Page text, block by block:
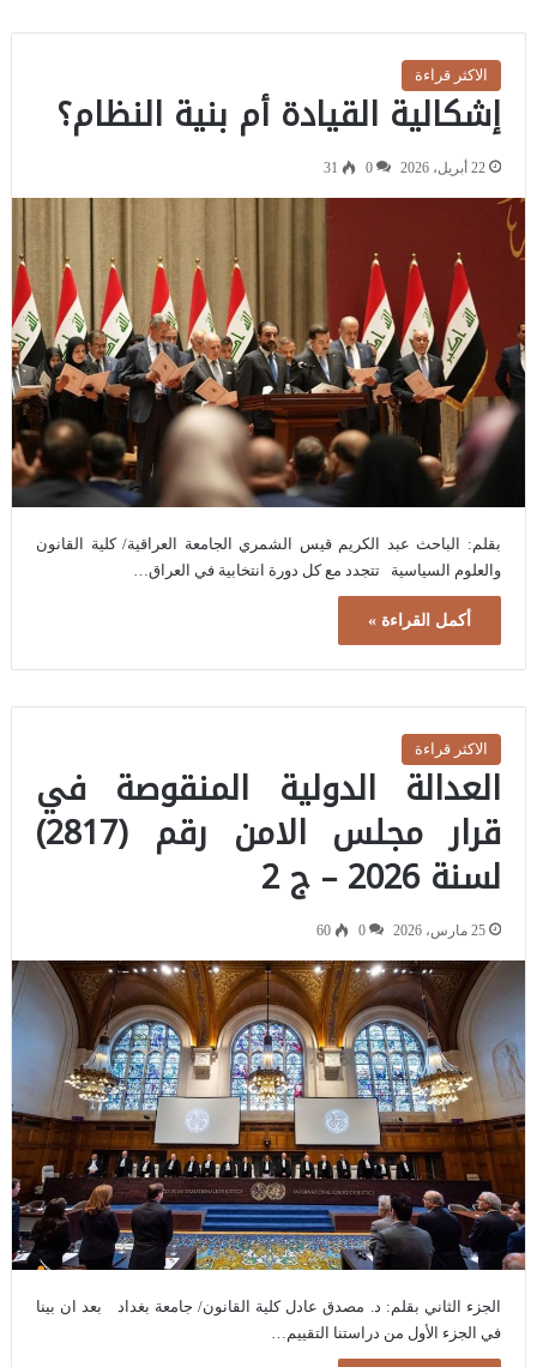
الاكثر قراءة
إشكالية القيادة أم بنية النظام؟
22 أبريل، 2026 0
31
بقلم: الباحث عبد الكريم قيس الشمري الجامعة العراقية/ كلية القانون
والعلوم السياسية تتجدد مع كل دورة انتخابية في العراق…
أكمل القراءة »
الاكثر قراءة
العدالة الدولية المنقوصة في
قرار مجلس الامن رقم (2817)
لسنة 2026 – ج 2
25 مارس، 2026 0
60
الجزء الثاني بقلم: د. مصدق عادل كلية القانون/ جامعة بغداد بعد ان بينا
في الجزء الأول من دراستنا التقييم…